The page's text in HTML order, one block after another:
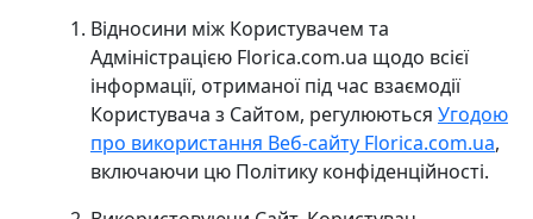
Відносини між Користувачем та
Адміністрацією Florica.com.ua щодо всієї
інформації, отриманої під час взаємодії
Користувача з Сайтом, регулюються Угодою
про використання Веб-сайту Florica.com.ua,
включаючи цю Політику конфіденційності.